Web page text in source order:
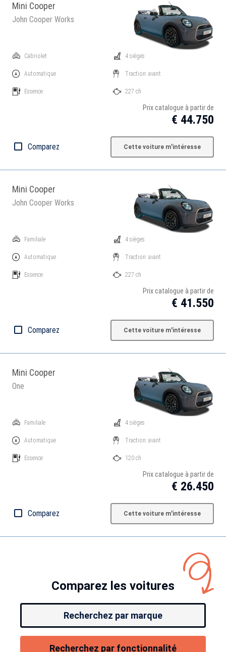
Mini Cooper
John Cooper Works
Cabriolet
Automatique
Essence
4 sièges
Traction: avant
227 ch
Prix catalogue à partir de
€ 44.750
Comparez Cette voiture m'intéresse
Mini Cooper
John Cooper Works
Familiale
Automatique
Essence
4 sièges
Traction: avant
227 ch
Prix catalogue à partir de
€ 41.550
Comparez Cette voiture m'intéresse
Mini Cooper
One
Familiale
Automatique
Essence
4 sièges
Traction: avant
120 ch
Prix catalogue à partir de
€ 26.450
Comparez Cette voiture m'intéresse
Comparez les voitures
Recherchez par marque
Recherchez par fonctionnalité